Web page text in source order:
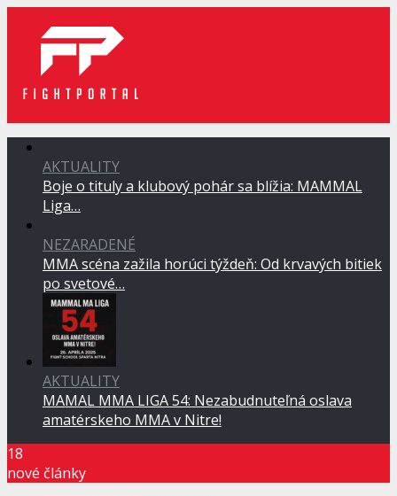
AKTUALITY
Boje o tituly a klubový pohár sa blížia: MAMMAL
Liga…
NEZARADENÉ
MMA scéna zažila horúci týždeň: Od krvavých bitiek
po svetové…
AKTUALITY
MAMAL MMA LIGA 54: Nezabudnuteľná oslava
amatérskeho MMA v Nitre!
18
nové články